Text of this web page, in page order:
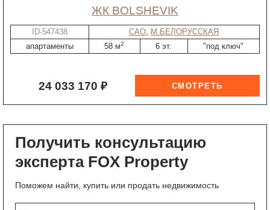
ЖК BOLSHEVIK
ID-547438 САО, М.БЕЛОРУССКАЯ
апартаменты
58 м2 6 эт. "под ключ"
24 033 170 ₽
Получить консультацию
эксперта FOX Property
Поможем найти, купить или продать недвижимость